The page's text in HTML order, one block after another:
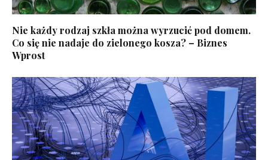
Nie każdy rodzaj szkła można wyrzucić pod domem.
Co się nie nadaje do zielonego kosza? – Biznes
Wprost